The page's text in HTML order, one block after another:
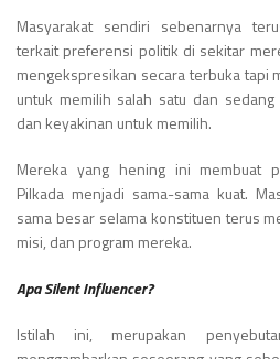
Masyarakat sendiri sebenarnya
terkait preferensi politik di sekitar
mengekspresikan secara terbuka tapi
untuk memilih salah satu dan sedang
dan keyakinan untuk memilih.
Mereka yang hening ini membuat
Pilkada menjadi sama-sama kuat.
sama besar selama konstituen terus
misi, dan program mereka.
Apa Silent Influencer?
Istilah ini, merupakan